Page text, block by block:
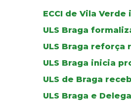
ECCI de Vila
ULS Braga
ULS Braga
ULS Braga inicia
ULS de Braga
ULS Braga e